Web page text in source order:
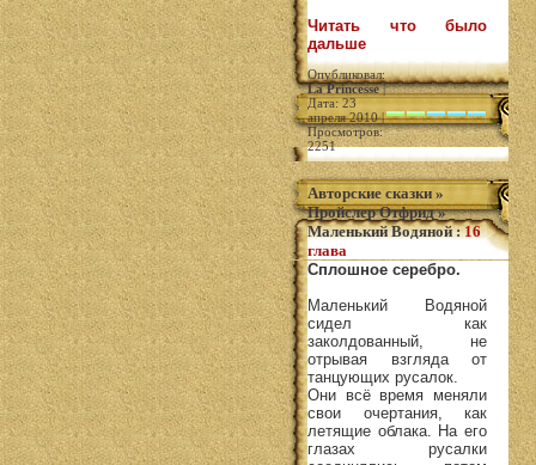
Читать что было
дальше
Опубликовал:
La Princesse|
Дата: 23
апреля 2010 |
Просмотров:
2251
Авторские сказки »
Пройслер Отфрид»
Маленький Водяной:16
глава
Сплошное серебро.
Маленький Водяной
сидел как
заколдованный, не
отрывая взгляда от
танцующих русалок.
Они всё время меняли
свои очертания, как
летящие облака. На его
глазах русалки